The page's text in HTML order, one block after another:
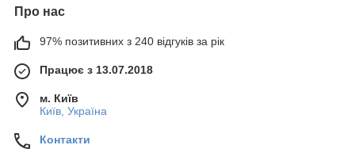
Про нас
97% позитивних з 240 відгуків за рік
Працює з 13.07.2018
м. Київ
Київ, Україна
Контакти